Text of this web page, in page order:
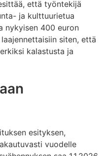
että työntekijä
ja kulttuurietua
nykyisen 400 euron
siten, että
kalastusta ja
esityksen,
vuodelle